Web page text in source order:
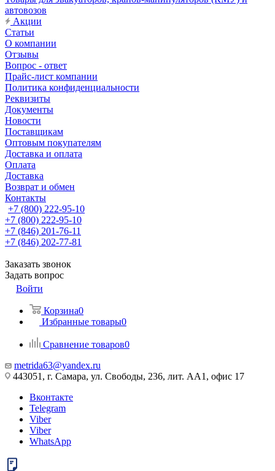
автовозов
Акции
Статьи
О компании
Отзывы
Вопрос - ответ
Прайс-лист компании
Политика конфиденциальности
Реквизиты
Документы
Новости
Поставщикам
Оптовым покупателям
Доставка и оплата
Оплата
Доставка
Возврат и обмен
Контакты
+7 (800) 222-95-10
+7 (800) 222-95-10
+7 (846) 201-76-11
+7 (846) 202-77-81
Заказать звонок
Задать вопрос
Войти
Корзина0
Избранные товары0
Сравнение товаров0
metrida63@yandex.ru
443051, г. Самара, ул. Свободы, 236, лит. АА1, офис 17
Вконтакте
Telegram
Viber
Viber
WhatsApp